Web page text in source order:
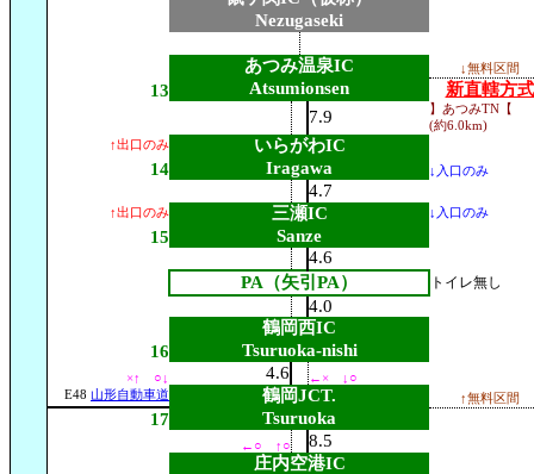
Nezugaseki
あつみ温泉IC ↓無料区間
13 Atsumionsen
新直轄方式
7.9
】あつみTN【
(約6.0km)
↑出口のみ
いらがわIC
14
Iragawa ↓入口のみ
4.7
↑出口のみ 三瀬IC ↓入口のみ
15
Sanze
4.6
PA（矢引PA）
トイレ無し
4.0
鶴岡西IC
16
Tsuruoka-nishi
×↑ ○↓ 4.6
←× ↓○
E48 山形自動車道 鶴岡JCT. ↑無料区間
17 Tsuruoka
←○ ↑○
8.5
庄内空港IC